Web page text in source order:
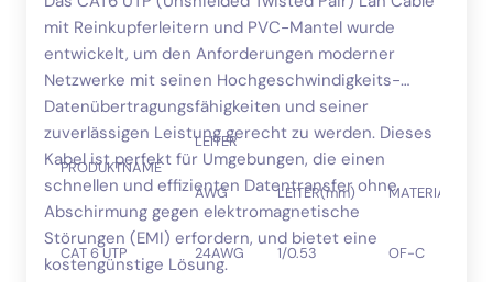
mit Reinkupferleitern und PVC-Mantel wurde
entwickelt, um den Anforderungen moderner
Netzwerke mit seinen Hochgeschwindigkeits-
Datenübertragungsfähigkeiten und seiner
zuverlässigen Leistung gerecht zu werden. Dieses
Kabel ist perfekt für Umgebungen, die einen
schnellen und effizienten Datentransfer ohne
Abschirmung gegen elektromagnetische
Störungen (EMI) erfordern, und bietet eine
kostengünstige Lösung.
PRODUKTNAME
LEITER
AWG
LEITER(mm) MATERIAL
CAT 6 UTP 24AWG 1/0.53 OF-C